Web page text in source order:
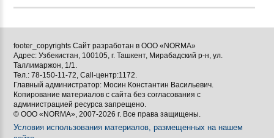
footer_copyrights Сайт разработан в ООО «NORMA»
Адрес: Узбекистан, 100105, г. Ташкент, Мирабадский р-н, ул.
Таллимаржон, 1/1.
Тел.: 78-150-11-72, Call-центр:1172.
Главный администратор: Мосин Константин Васильевич.
Копирование материалов с сайта без согласования с
администрацией ресурса запрещено.
© ООО «NORMA», 2007-2026 г. Все права защищены.
Условия использования материалов, размещенных на нашем